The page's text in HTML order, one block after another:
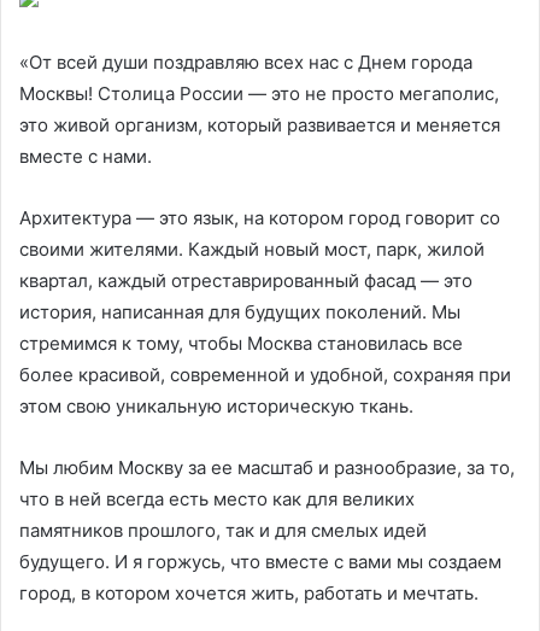
«От всей души поздравляю всех нас с Днем города
Москвы! Столица России — это не просто мегаполис,
это живой организм, который развивается и меняется
вместе с нами.
Архитектура — это язык, на котором город говорит со
своими жителями. Каждый новый мост, парк, жилой
квартал, каждый отреставрированный фасад — это
история, написанная для будущих поколений. Мы
стремимся к тому, чтобы Москва становилась все
более красивой, современной и удобной, сохраняя при
этом свою уникальную историческую ткань.
Мы любим Москву за ее масштаб и разнообразие, за то,
что в ней всегда есть место как для великих
памятников прошлого, так и для смелых идей
будущего. И я горжусь, что вместе с вами мы создаем
город, в котором хочется жить, работать и мечтать.